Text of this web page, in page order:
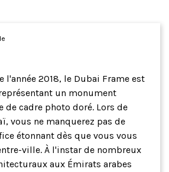
l'année 2018, le Dubai Frame est
un monument
de cadre photo doré. Lors de
vous ne manquerez pas de
étonnant dès que vous vous
ville. À l'instar de nombreux
aux Émirats arabes